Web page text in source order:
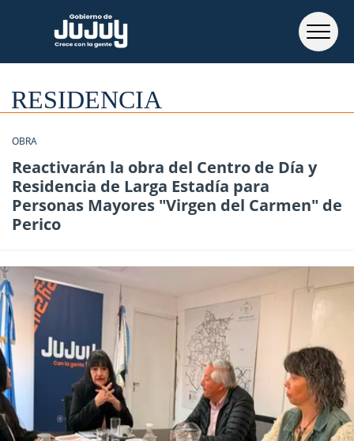
RESIDENCIA
OBRA
Reactivarán la obra del Centro de Día y
Residencia de Larga Estadía para
Personas Mayores "Virgen del Carmen" de
Perico